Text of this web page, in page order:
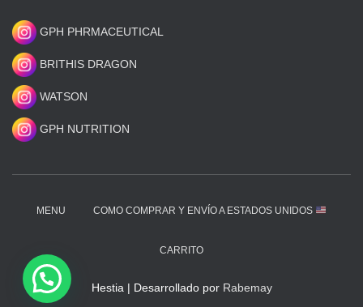
GPH PHRMACEUTICAL
BRITHIS DRAGON
WATSON
GPH NUTRITION
MENU COMO COMPRAR Y ENVÍO A ESTADOS UNIDOS
CARRITO
Hestia | Desarrollado por Rabemay